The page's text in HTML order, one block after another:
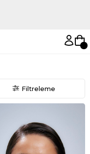
Filtreleme